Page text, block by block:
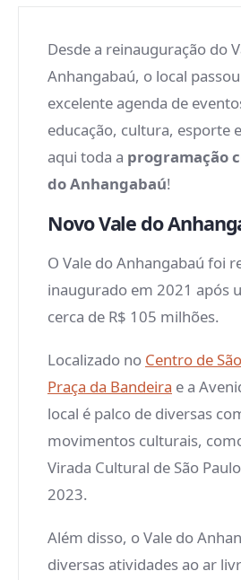
Desde a reinauguração do
Anhangabaú, o local
excelente agenda de
educação, cultura, esporte
aqui toda a programação
do Anhangabaú!
Novo Vale do
O Vale do Anhangabaú foi
inaugurado em 2021 após
cerca de R$ 105 milhões.
Localizado no Centro de
Praça da Bandeira e a
local é palco de diversas
movimentos culturais,
Virada Cultural de São
2023.
Além disso, o Vale do
diversas atividades ao ar